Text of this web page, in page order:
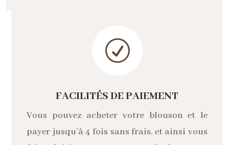
R
FACILITÉS DE PAIEMENT
Vous pouvez acheter votre blouson et le
payer jusqu’à 4 fois sans frais, et ainsi vous